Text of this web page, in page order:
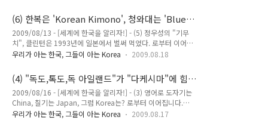
들을 내세웁니다. 이와 반대로, 후자를 옹호하는 쪽은, 한국적인
것을 내세..
상품들이 일본이나 중국, 혹은 미국 문화의 아류작으로 인식 되
어 버릴수 있는 위험에 대해 논해 보았습니다. 이번에는, 심리학
연구를 토대로 해서 이러한 오류가 한국의 문화산업 전반에 어떻
게 직접적인 피해를 줄 수 있는지 보다 자세히 살펴 보도록 하겠
습니다. 연상 네트워크에 불을 붙여라 이것이 왜 중요한지는
Korea는 왜 "싸구려 브..
(6) 한복은 'Korean Kimono', 청와대는 'Blue
House'?
2009/08/13 - [세계에 한국을 알리자!] - (5) 정우성의 "기무
치", 클린턴은 1993년에 일본에서 벌써 먹었다. 로부터 이어지
는 글입니다. 한국식 소고기 샐러드 덮밥 주세요! 요즘은 미국내
볼 수 있는데, 어설픈 젓가락 솜씨로 김치를 집어 먹는 모습과,
상추에 고기와 야채를 얹어 쌈을 싸 먹는 모습을 보면 이제 한식
도 우리만 즐기는 음식이 아니구나 라는 생각이 들어 뿌듯한 마
음이 듭니다. 예전에 한번 외국인들도 꽤나 많이 찾는 한식당에
서 식사를 할 기회가 있었는데, 과연 외국인들은 어떠한 요리를
우리가 아는 한국, 그들이 아는 Korea 2009.08.18
(4) "독도,톡도,독 아일랜드"가 "다케시마"에 힘
못쓰는 이유
2009/08/16 - [세계에 한국을 알리자!] - (3) 영어로 도자기는
China, 칠기는 Japan, 그럼 Korea는? 로부터 이어집니다.
Busan에서 열리는 Pusan International Film Festival? 몇 년
우리가 아는 한국, 그들이 아는 Korea 2009.08.17